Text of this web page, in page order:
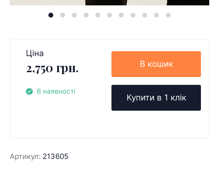
Ціна
2,750 грн.
В наявності
В кошик
Купити в 1 клік
Артикул: 213605